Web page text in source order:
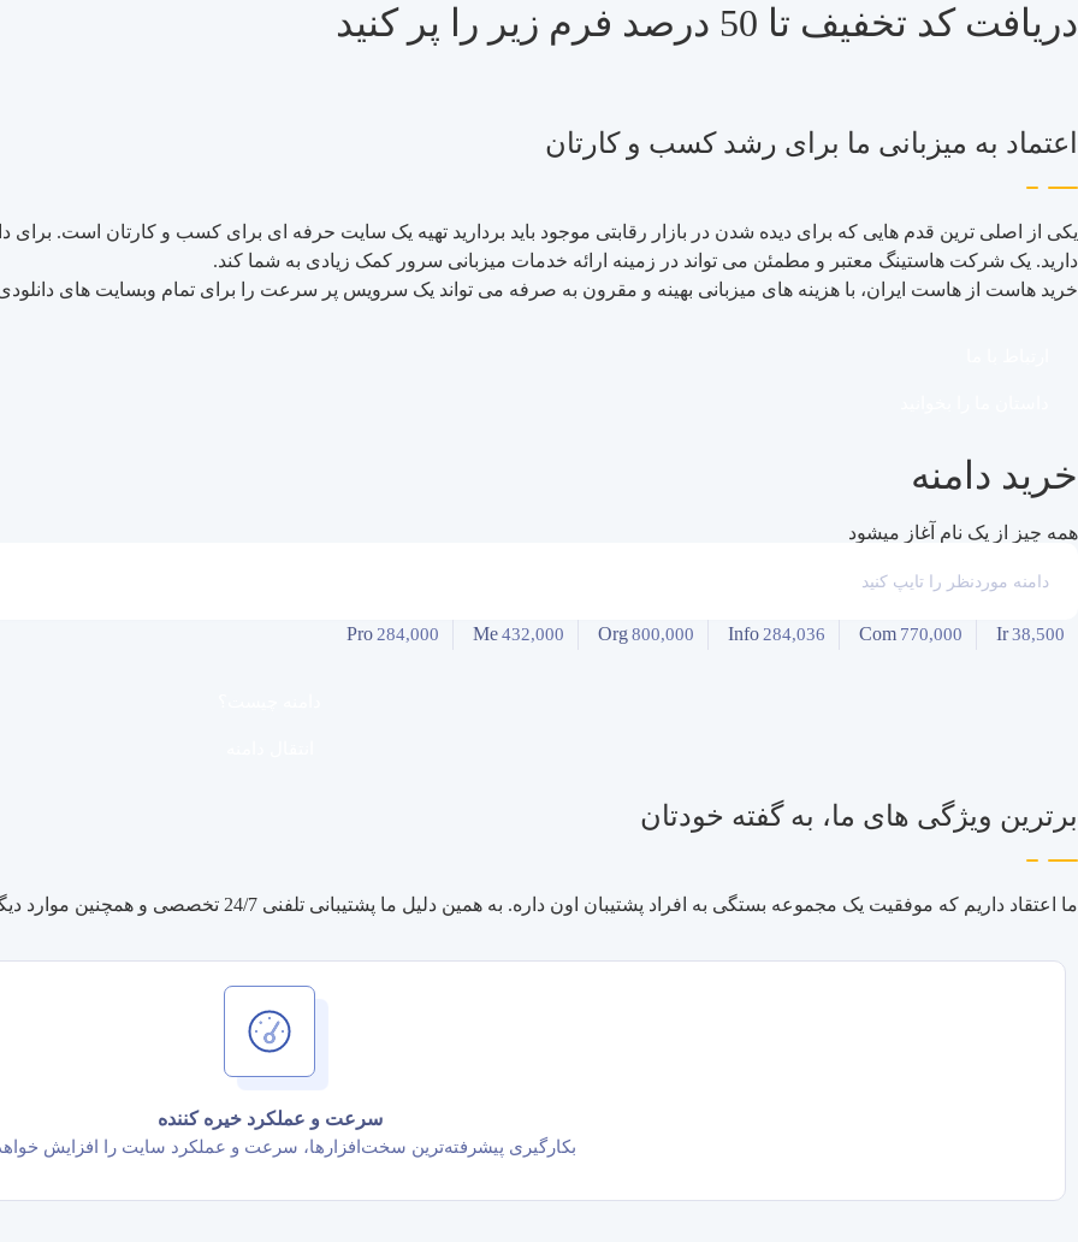
دریافت کد تخفیف تا 50 درصد فرم زیر را پر کنید
اعتماد به میزبانی ما برای رشد کسب و کارتان
یکی از اصلی ترین قدم هایی که برای دیده شدن در بازار رقابتی موجود باید بردارید تهیه یک سایت حرفه ای برای کسب و کارتان است.
دارید. یک شرکت هاستینگ معتبر و مطمئن می تواند در زمینه ارائه خدمات میزبانی سرور کمک زیادی به شما کند.
خرید هاست از هاست ایران، با هزینه های میزبانی بهینه و مقرون به صرفه می تواند یک سرویس پر سرعت را برای تمام وبسایت های
خرید دامنه
همه چیز از یک نام آغاز میشود
38,500
Ir
770,000
Com
284,036
Info
800,000
Org
432,000
Me
284,000
Pro
برترین ویژگی های ما، به گفته خودتان
ما اعتقاد داریم که موفقیت یک مجموعه بستگی به افراد پشتیبان اون داره. به همین دلیل ما پشتیبانی تلفنی 24/7 تخصصی و همچنین موارد دیگر و برای راحتی شما ارائه می دیم.
سرعت و عملکرد خیره کننده
بکارگیری پیشرفته‌ترین سخت‌افزارها، سرعت و عملکرد سایت را افزایش